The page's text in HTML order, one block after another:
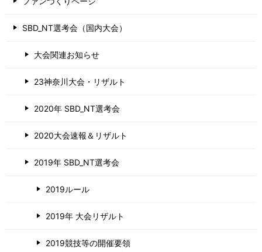
SBD_NT選考会（国内大会）
大会関連お知らせ
23神奈川大会・リザルト
2020年 SBD_NT選考会
2020大会速報＆リザルト
2019年 SBD_NT選考会
2019ルール
2019年 大会リザルト
2019競技等の開催要領